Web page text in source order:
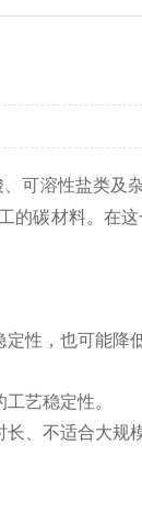
可溶性盐类及
的碳材料。在这
性，也可能降
艺稳定性。
、不适合大规